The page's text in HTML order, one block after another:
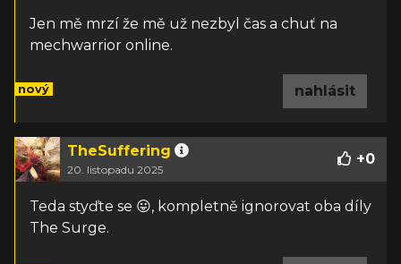
Jen mě mrzí že mě už nezbyl čas a chuť na
mechwarrior online.
nový nahlásit
TheSuffering
20. listopadu 2025
+0
Teda styďte se 😛, kompletně ignorovat oba díly
The Surge.